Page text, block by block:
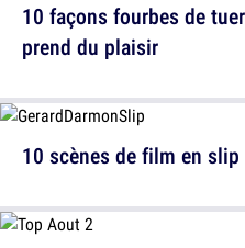
10 façons fourbes de
prend du plaisir
10 scènes de film en slip